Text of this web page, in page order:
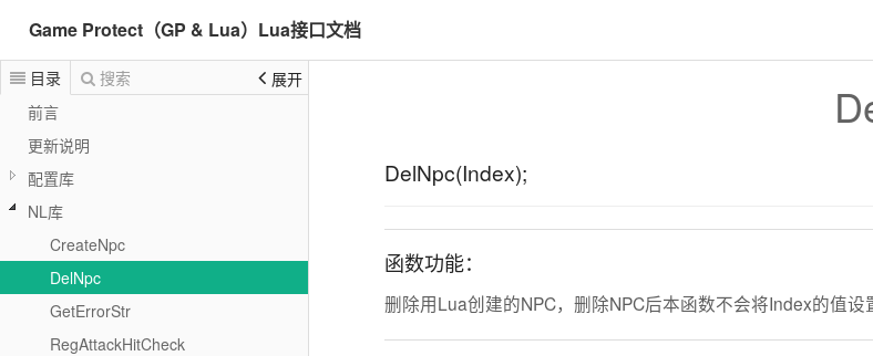
Game Protect（GP & Lua）Lua接口文档
目录 搜索
展开
前言
更新说明
配置库
NL库
CreateNpc
DelNpc
GetErrorStr
RegAttackHitCheck
DelNpc(Index);
函数功能：
删除用Lua创建的NPC，删除NPC后本函数不会将Index的值设